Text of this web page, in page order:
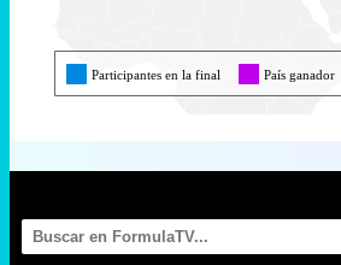
Participantes en la final País ganador